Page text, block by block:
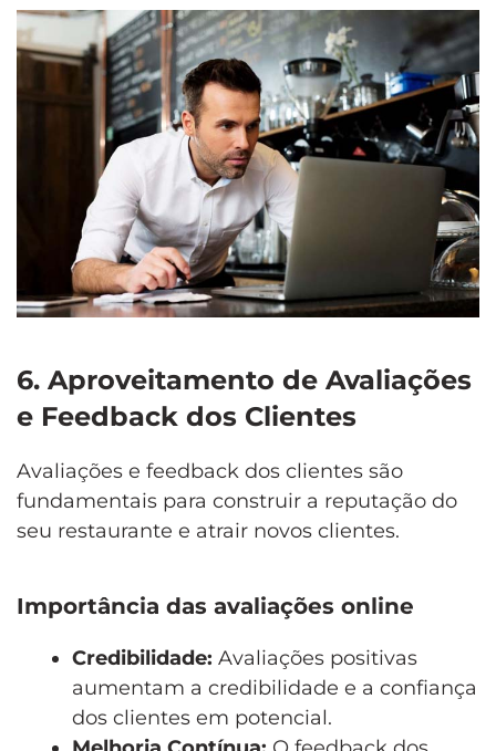
6. Aproveitamento de Avaliações
e Feedback dos Clientes
Avaliações e feedback dos clientes são
fundamentais para construir a reputação do
seu restaurante e atrair novos clientes.
Importância das avaliações online
Credibilidade: Avaliações positivas
aumentam a credibilidade e a confiança
dos clientes em potencial.